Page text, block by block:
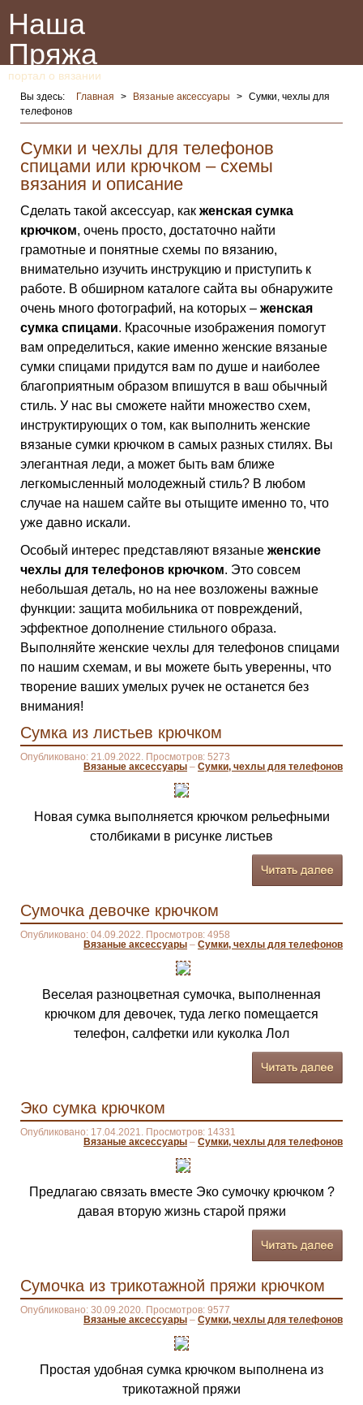
Наша
Пряжа
портал о вязании
Вы здесь: Главная > Вязаные аксессуары > Сумки, чехлы для
телефонов
Сумки и чехлы для телефонов
спицами или крючком – схемы
вязания и описание
Сделать такой аксессуар, как женская сумка
крючком, очень просто, достаточно найти
грамотные и понятные схемы по вязанию,
внимательно изучить инструкцию и приступить к
работе. В обширном каталоге сайта вы обнаружите
очень много фотографий, на которых – женская
сумка спицами. Красочные изображения помогут
вам определиться, какие именно женские вязаные
сумки спицами придутся вам по душе и наиболее
благоприятным образом впишутся в ваш обычный
стиль. У нас вы сможете найти множество схем,
инструктирующих о том, как выполнить женские
вязаные сумки крючком в самых разных стилях. Вы
элегантная леди, а может быть вам ближе
легкомысленный молодежный стиль? В любом
случае на нашем сайте вы отыщите именно то, что
уже давно искали.
Особый интерес представляют вязаные женские
чехлы для телефонов крючком. Это совсем
небольшая деталь, но на нее возложены важные
функции: защита мобильника от повреждений,
эффектное дополнение стильного образа.
Выполняйте женские чехлы для телефонов спицами
по нашим схемам, и вы можете быть уверенны, что
творение ваших умелых ручек не останется без
внимания!
Сумка из листьев крючком
Опубликовано: 21.09.2022. Просмотров: 5273
Вязаные аксессуары – Сумки, чехлы для телефонов
Новая сумка выполняется крючком рельефными
столбиками в рисунке листьев
Сумочка девочке крючком
Опубликовано: 04.09.2022. Просмотров: 4958
Вязаные аксессуары – Сумки, чехлы для телефонов
Веселая разноцветная сумочка, выполненная
крючком для девочек, туда легко помещается
телефон, салфетки или куколка Лол
Эко сумка крючком
Опубликовано: 17.04.2021. Просмотров: 14331
Вязаные аксессуары – Сумки, чехлы для телефонов
Предлагаю связать вместе Эко сумочку крючком ?
давая вторую жизнь старой пряжи
Сумочка из трикотажной пряжи крючком
Опубликовано: 30.09.2020. Просмотров: 9577
Вязаные аксессуары – Сумки, чехлы для телефонов
Простая удобная сумка крючком выполнена из
трикотажной пряжи